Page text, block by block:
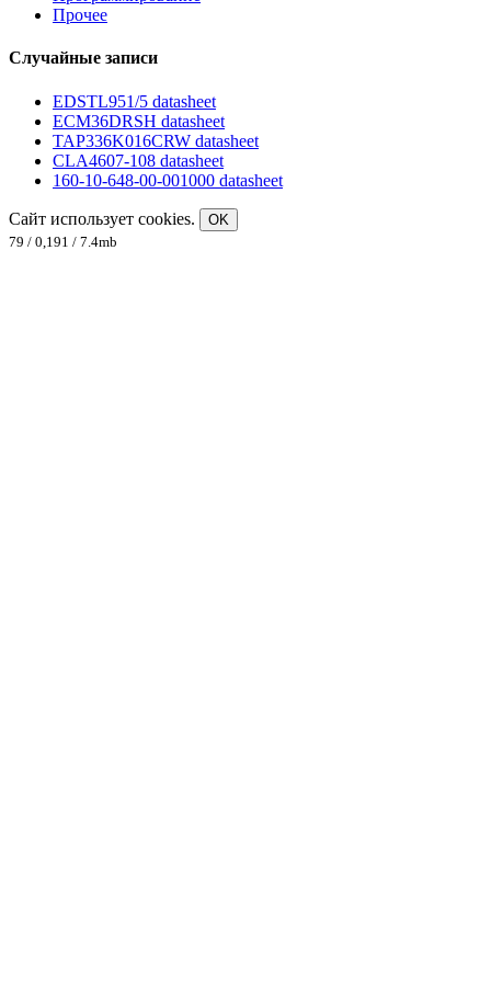
Прочее
Случайные записи
EDSTL951/5 datasheet
ECM36DRSH datasheet
TAP336K016CRW datasheet
CLA4607-108 datasheet
160-10-648-00-001000 datasheet
Сайт использует cookies.
OK
79 / 0,191 / 7.4mb